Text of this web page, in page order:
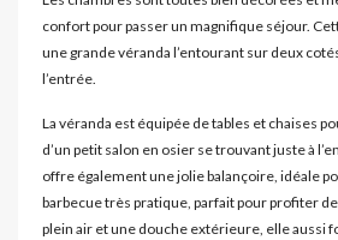
confort pour passer un magnifique séjour.
une grande véranda l’entourant sur deux
l’entrée.
La véranda est équipée de tables et chaises
d’un petit salon en osier se trouvant juste à
offre également une jolie balançoire, idéale
barbecue très pratique, parfait pour profiter
plein air et une douche extérieure, elle aussi